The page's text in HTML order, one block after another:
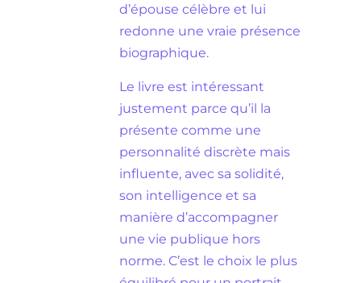
d’épouse célèbre et lui
redonne une vraie présence
biographique.
Le livre est intéressant
justement parce qu’il la
présente comme une
personnalité discrète mais
influente, avec sa solidité,
son intelligence et sa
manière d’accompagner
une vie publique hors
norme. C’est le choix le plus